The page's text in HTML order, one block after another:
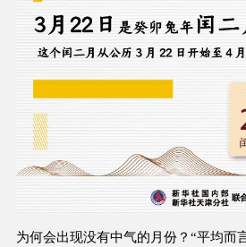
为何会出现没有中气的月份？“平均而